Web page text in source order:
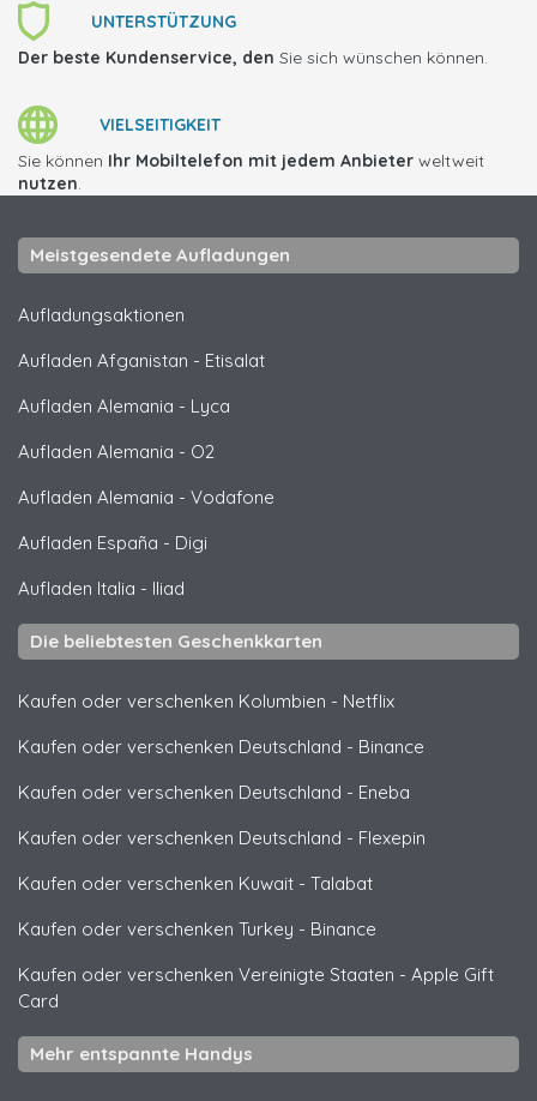
UNTERSTÜTZUNG
Der beste Kundenservice, den Sie sich wünschen können.
VIELSEITIGKEIT
Sie können Ihr Mobiltelefon mit jedem Anbieter weltweit
nutzen.
Meistgesendete Aufladungen
Aufladungsaktionen
Aufladen Afganistan - Etisalat
Aufladen Alemania - Lyca
Aufladen Alemania - O2
Aufladen Alemania - Vodafone
Aufladen España - Digi
Aufladen Italia - Iliad
Die beliebtesten Geschenkkarten
Kaufen oder verschenken Kolumbien - Netflix
Kaufen oder verschenken Deutschland - Binance
Kaufen oder verschenken Deutschland - Eneba
Kaufen oder verschenken Deutschland - Flexepin
Kaufen oder verschenken Kuwait - Talabat
Kaufen oder verschenken Turkey - Binance
Kaufen oder verschenken Vereinigte Staaten - Apple Gift
Card
Mehr entspannte Handys